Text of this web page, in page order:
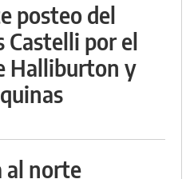
posteo del
Castelli por el
Halliburton y
al norte